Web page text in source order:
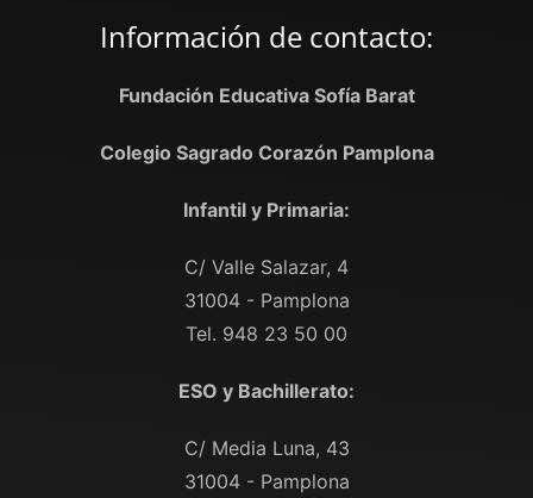
Información de contacto:
Fundación Educativa Sofía Barat
Colegio Sagrado Corazón Pamplona
Infantil y Primaria:
C/ Valle Salazar, 4
31004 - Pamplona
Tel. 948 23 50 00
ESO y Bachillerato:
C/ Media Luna, 43
31004 - Pamplona